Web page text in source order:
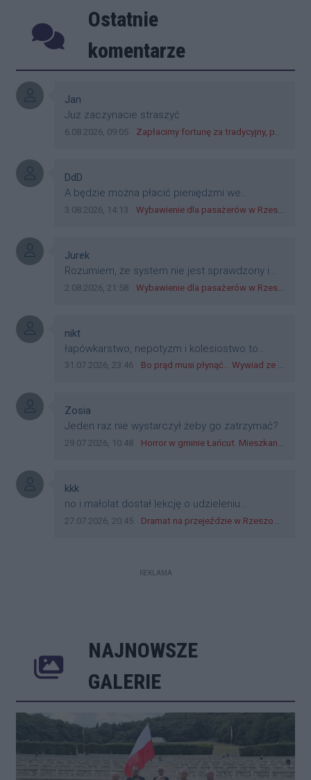
Ostatnie
komentarze
Autor komentarza:
Jan
Treść komentarza:
Juz zaczynacie straszyć
Data dodania komentarza:
6.08.2026, 09:05 Źródło komentarza:
Zapłacimy fortunę za tradycyjny, polski obiad?! Ceny ziemniaków w skupach skoczyły o 265 procent!
Autor komentarza:
DdD
Treść komentarza:
A będzie można płacić pieniędzmi we
wszystkich? Bo banknoty emitowane przez
plastik czy inne bliki. Zakrawa na
dyskryminację.
Data dodania komentarza:
3.08.2026, 14:13 Źródło komentarza:
Wybawienie dla pasażerów w Rzeszowie? W mieście ruszyły testy nowego rozwiązania
Autor komentarza:
Jurek
Treść komentarza:
Rozumiem, że system nie jest sprawdzony i
przetestowany. Wybieram się z mim młodym
przejazdów dadzą radę. Albo ogarną, jak to
teraz młode ludzie mówią.
Data dodania komentarza:
2.08.2026, 21:58 Źródło komentarza:
Wybawienie dla pasażerów w Rzeszowie? W mieście ruszyły testy nowego rozwiązania
Autor komentarza:
nikt
Treść komentarza:
łapówkarstwo, nepotyzm i kolesiostwo to
norma w pge dystrybucja rzeszów, takie ***e
zagorzali pisowcy
Data dodania komentarza:
31.07.2026, 23:46 Źródło komentarza:
Bo prąd musi płynąć... Wywiad ze Zbigniewem Możdżeniem - Dyrektorem Generalnym Oddziału PGE Dystrybucja w Rzeszowie
Autor komentarza:
Zosia
Treść komentarza:
Jeden raz nie wystarczył żeby go zatrzymać?
Data dodania komentarza:
29.07.2026, 10:48 Źródło komentarza:
Horror w gminie Łańcut. Mieszkaniec Rzeszowa terroryzował rodzinę nożem i zaatakował policjantów! [VIDEO]
Autor komentarza:
kkk
Treść komentarza:
no i małolat dostał lekcję o udzieleniu
pierwszeństwa
Data dodania komentarza:
27.07.2026, 20:45 Źródło komentarza:
Dramat na przejeździe w Rzeszowie. 16-latek na hulajnodze wjechał wprost pod szynobus
REKLAMA
NAJNOWSZE
GALERIE